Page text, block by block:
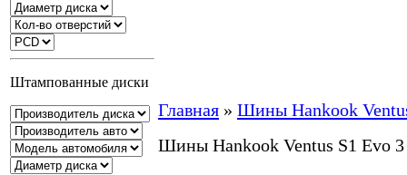
Штампованные диски
Главная » Шины Hankook
Шины Hankook Ventus S1 Evo